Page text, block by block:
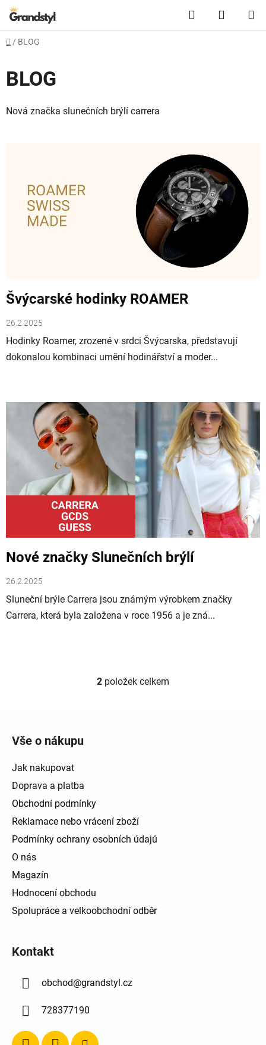
Přejít na obsah Hledat
Domů
/ BLOG
BLOG
Nová značka slunečních brýlí carrera
Švýcarské hodinky ROAMER
26.2.2025
Hodinky Roamer, zrozené v srdci Švýcarska, představují
dokonalou kombinaci umění hodinářství a moder...
Nové značky Slunečních brýlí
26.2.2025
Sluneční brýle Carrera jsou známým výrobkem značky
Carrera, která byla založena v roce 1956 a je zná...
Ovládací prvky výpisu
2 položek celkem
Vše o nákupu
Jak nakupovat
Doprava a platba
Obchodní podmínky
Reklamace nebo vrácení zboží
Podmínky ochrany osobních údajů
O nás
Magazín
Hodnocení obchodu
Spolupráce a velkoobchodní odběr
Kontakt
obchod@grandstyl.cz
728377190